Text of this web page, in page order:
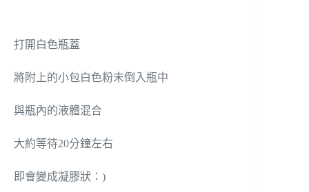
打開白色瓶蓋
將附上的小包白色粉末倒入瓶中
與瓶內的液體混合
大約等待20分鐘左右
即會變成凝膠狀：)